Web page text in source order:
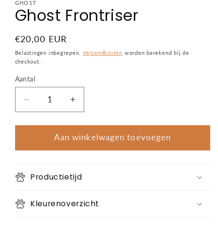
in
modaal
GHOST
Ghost Frontriser
Normale
prijs
€20,00 EUR
Belastingen inbegrepen. Verzendkosten worden berekend bij de
checkout.
Aantal
Aantal
Aantal
verlagen
voor
Frontriser
Aantal
verhogen
voor
Ghost
Frontriser
Aan winkelwagen toevoegen
Productietijd
Kleurenoverzicht